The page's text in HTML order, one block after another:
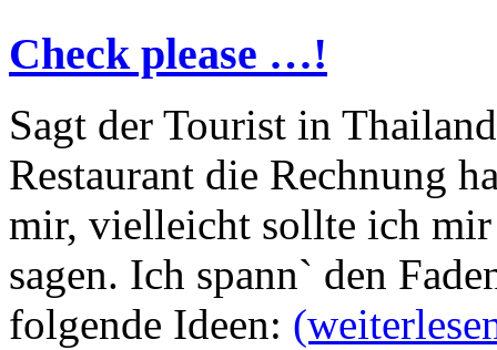
Check please …!
Sagt der Tourist in
Restaurant die Rechnung
mir, vielleicht sollte ich
sagen. Ich spann` den
folgende Ideen: